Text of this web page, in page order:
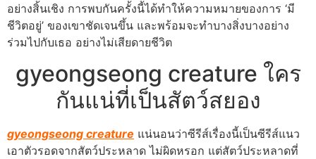
อย่างสิ้นเชิง การพบกันครั้งนี้ได้ทำให้ความหมายของการ ‘มี
ชีวิตอยู่’ ของเขาชัดเจนขึ้น และพร้อมจะทำบางสิ่งบางอย่าง
ร่วมไปกับเธอ อย่างไม่เสียดายชีวิต
gyeongseong creature ใคร
กันแน่ที่เป็นสัตว์สยอง
gyeongseong creature แน่นอนว่าซีรีส์เรื่องนี้เป็นซีรีส์แนว
เอาตัวรอดจากสัตว์ประหลาด ไม่ผิดหรอก แต่สัตว์ประหลาดที่